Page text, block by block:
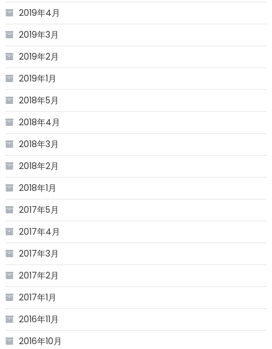
2019年4月
2019年3月
2019年2月
2019年1月
2018年5月
2018年4月
2018年3月
2018年2月
2018年1月
2017年5月
2017年4月
2017年3月
2017年2月
2017年1月
2016年11月
2016年10月